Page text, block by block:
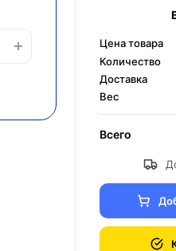
Цена товара
Количество
Доставка
Вес
Всего